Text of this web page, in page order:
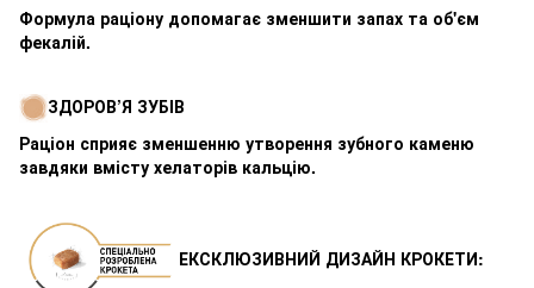
Формула раціону допомагає зменшити запах та об'єм
фекалій.
ЗДОРОВ’Я ЗУБІВ
Раціон сприяє зменшенню утворення зубного каменю
завдяки вмісту хелаторів кальцію.
ЕКСКЛЮЗИВНИЙ ДИЗАЙН КРОКЕТИ: